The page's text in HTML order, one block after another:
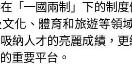
「一國兩制」下的制
化、體育和旅遊等領
納人才的亮麗成績，
重要平台。